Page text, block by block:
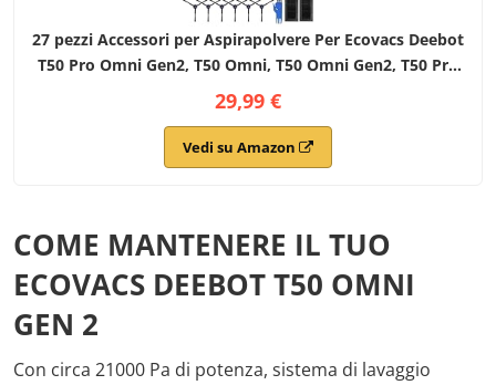
27 pezzi Accessori per Aspirapolvere Per Ecovacs Deebot
T50 Pro Omni Gen2, T50 Omni, T50 Omni Gen2, T50 Pro
Omni, T50 Pro Aspirapolvere,T50 Set di Accessori
29,99 €
Vedi su Amazon
COME MANTENERE IL TUO
ECOVACS DEEBOT T50 OMNI
GEN 2
Con circa 21000 Pa di potenza, sistema di lavaggio